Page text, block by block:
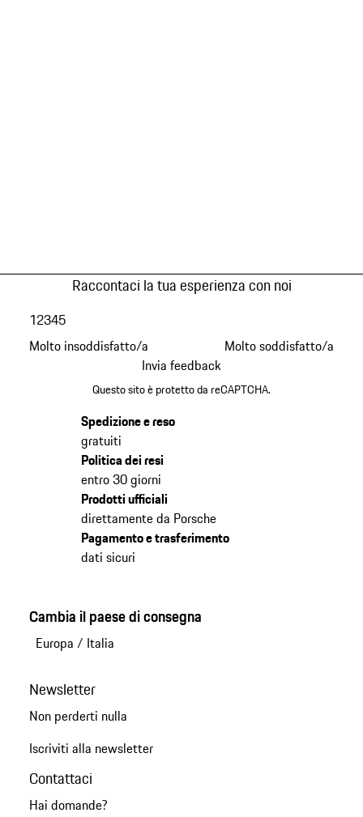
Raccontaci la tua esperienza con noi
Molto insoddisfatto/a
12345
Molto soddisfatto/a
Invia feedback
Questo sito è protetto da reCAPTCHA.
Spedizione e reso
gratuiti
Politica dei resi
entro 30 giorni
Prodotti ufficiali
direttamente da Porsche
Pagamento e trasferimento
dati sicuri
Cambia il paese di consegna
Europa / Italia
Newsletter
Non perderti nulla
Iscriviti alla newsletter
Contattaci
Hai domande?